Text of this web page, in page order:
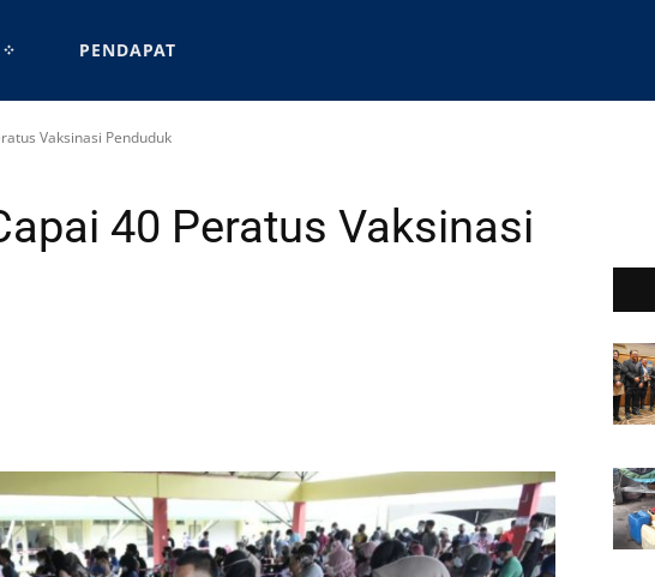
PENDAPAT
Vaksinasi Penduduk
40 Peratus Vaksinasi